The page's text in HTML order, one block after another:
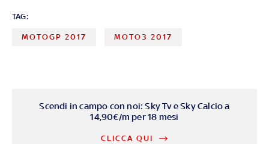
TAG:
MOTOGP 2017 MOTO3 2017
Scendi in campo con noi: Sky Tv e Sky Calcio a
14,90€/m per 18 mesi
CLICCA QUI